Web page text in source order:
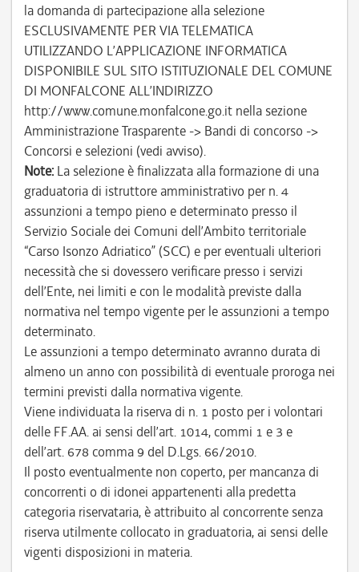
la domanda di partecipazione alla selezione
ESCLUSIVAMENTE PER VIA TELEMATICA
UTILIZZANDO L’APPLICAZIONE INFORMATICA
DISPONIBILE SUL SITO ISTITUZIONALE DEL COMUNE
DI MONFALCONE ALL’INDIRIZZO
http://www.comune.monfalcone.go.it nella sezione
Amministrazione Trasparente -> Bandi di concorso ->
Concorsi e selezioni (vedi avviso).
Note: La selezione è finalizzata alla formazione di una
graduatoria di istruttore amministrativo per n. 4
assunzioni a tempo pieno e determinato presso il
Servizio Sociale dei Comuni dell’Ambito territoriale
“Carso Isonzo Adriatico” (SCC) e per eventuali ulteriori
necessità che si dovessero verificare presso i servizi
dell’Ente, nei limiti e con le modalità previste dalla
normativa nel tempo vigente per le assunzioni a tempo
determinato.
Le assunzioni a tempo determinato avranno durata di
almeno un anno con possibilità di eventuale proroga nei
termini previsti dalla normativa vigente.
Viene individuata la riserva di n. 1 posto per i volontari
delle FF.AA. ai sensi dell’art. 1014, commi 1 e 3 e
dell’art. 678 comma 9 del D.Lgs. 66/2010.
Il posto eventualmente non coperto, per mancanza di
concorrenti o di idonei appartenenti alla predetta
categoria riservataria, è attribuito al concorrente senza
riserva utilmente collocato in graduatoria, ai sensi delle
vigenti disposizioni in materia.